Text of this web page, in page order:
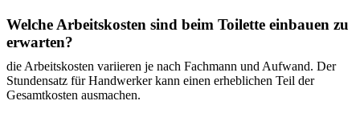
Welche Arbeitskosten sind beim Toilette einbauen zu
erwarten?
die Arbeitskosten variieren je nach Fachmann und Aufwand. Der
Stundensatz für Handwerker kann einen erheblichen Teil der
Gesamtkosten ausmachen.